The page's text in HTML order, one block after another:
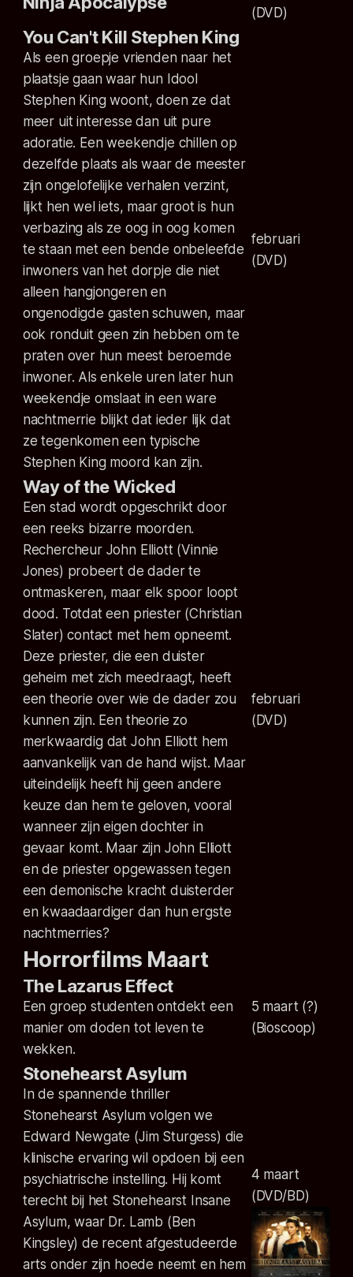
(DVD)
You Can't Kill Stephen King
Als een groepje vrienden naar het
plaatsje gaan waar hun Idool
Stephen King woont, doen ze dat
meer uit interesse dan uit pure
adoratie. Een weekendje chillen op
dezelfde plaats als waar de meester
zijn ongelofelijke verhalen verzint,
lijkt hen wel iets, maar groot is hun
verbazing als ze oog in oog komen
te staan met een bende onbeleefde
inwoners van het dorpje die niet
alleen hangjongeren en
ongenodigde gasten schuwen, maar
ook ronduit geen zin hebben om te
praten over hun meest beroemde
inwoner. Als enkele uren later hun
weekendje omslaat in een ware
nachtmerrie blijkt dat ieder lijk dat
ze tegenkomen een typische
Stephen King moord kan zijn.
februari
(DVD)
Way of the Wicked
Een stad wordt opgeschrikt door
een reeks bizarre moorden.
Rechercheur John Elliott (Vinnie
Jones) probeert de dader te
ontmaskeren, maar elk spoor loopt
dood. Totdat een priester (Christian
Slater) contact met hem opneemt.
Deze priester, die een duister
geheim met zich meedraagt, heeft
een theorie over wie de dader zou
kunnen zijn. Een theorie zo
merkwaardig dat John Elliott hem
aanvankelijk van de hand wijst. Maar
uiteindelijk heeft hij geen andere
keuze dan hem te geloven, vooral
wanneer zijn eigen dochter in
gevaar komt. Maar zijn John Elliott
en de priester opgewassen tegen
een demonische kracht duisterder
en kwaadaardiger dan hun ergste
nachtmerries?
februari
(DVD)
Horrorfilms Maart
The Lazarus Effect
Een groep studenten ontdekt een
manier om doden tot leven te
wekken.
5 maart (?)
(Bioscoop)
Stonehearst Asylum
In de spannende thriller
Stonehearst Asylum volgen we
Edward Newgate (Jim Sturgess) die
klinische ervaring wil opdoen bij een
psychiatrische instelling. Hij komt
terecht bij het Stonehearst Insane
Asylum, waar Dr. Lamb (Ben
Kingsley) de recent afgestudeerde
arts onder zijn hoede neemt en hem
4 maart
(DVD/BD)